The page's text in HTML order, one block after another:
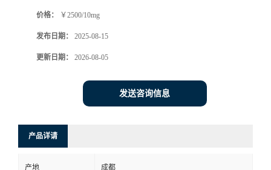
价格： ￥2500/10mg
发布日期： 2025-08-15
更新日期： 2026-08-05
发送咨询信息
产品详请
产地 成都